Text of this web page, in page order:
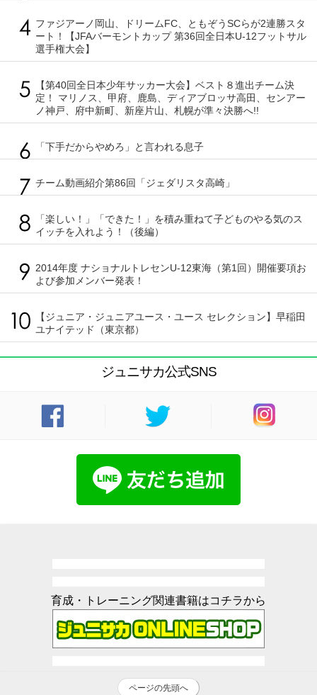
ファジアーノ岡山、ドリームFC、ともぞうSCらが2連勝スタ
ート！【JFAバーモントカップ 第36回全日本U-12フットサル
選手権大会】
【第40回全日本少年サッカー大会】ベスト８進出チーム決
定！ マリノス、甲府、鹿島、ディアブロッサ高田、センアー
ノ神戸、府中新町、新座片山、札幌が準々決勝へ!!
「下手だからやめろ」と言われる息子
チーム動画紹介第86回「ジェダリスタ高崎」
「楽しい！」「できた！」を積み重ねて子どものやる気のス
イッチを入れよう！（後編）
2014年度 ナショナルトレセンU-12東海（第1回）開催要項お
よび参加メンバー発表！
【ジュニア・ジュニアユース・ユース セレクション】早稲田
ユナイテッド（東京都）
ジュニサカ公式SNS
育成・トレーニング関連書籍はコチラから
ページの先頭へ